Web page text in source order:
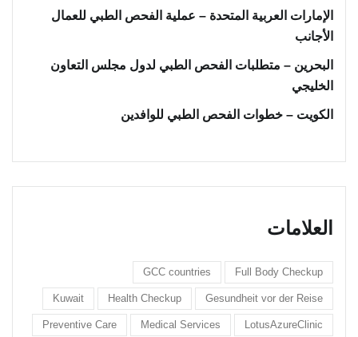
الإمارات العربية المتحدة – عملية الفحص الطبي للعمال
الأجانب
البحرين – متطلبات الفحص الطبي لدول مجلس التعاون
الخليجي
الكويت – خطوات الفحص الطبي للوافدين
العلامات
Full Body Checkup
GCC countries
Gesundheit vor der Reise
Health Checkup
Kuwait
LotusAzureClinic
Medical Services
Preventive Care